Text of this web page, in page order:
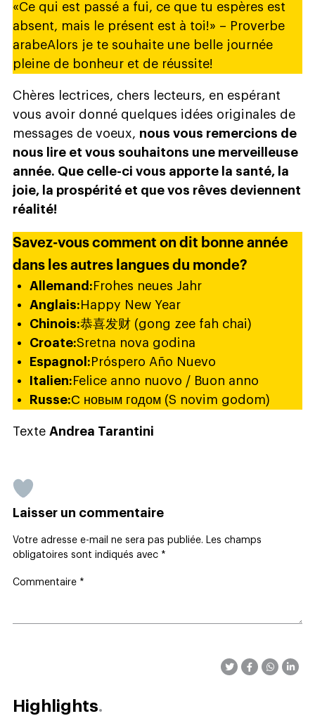
«Ce qui est passé a fui, ce que tu espères est
absent, mais le présent est à toi!» – Proverbe
arabeAlors je te souhaite une belle journée
pleine de bonheur et de réussite!
Chères lectrices, chers lecteurs, en espérant
vous avoir donné quelques idées originales de
messages de voeux, nous vous remercions de
nous lire et vous souhaitons une merveilleuse
année. Que celle-ci vous apporte la santé, la
joie, la prospérité et que vos rêves deviennent
réalité!
Savez-vous comment on dit bonne année
dans les autres langues du monde?
Allemand: Frohes neues Jahr
Anglais: Happy New Year
Chinois:恭喜发财 (gong zee fah chai)
Croate:Sretna nova godina
Espagnol: Próspero Año Nuevo
Italien: Felice anno nuovo / Buon anno
Russe:С новым годом (S novim godom)
Texte Andrea Tarantini
Laisser un commentaire
Votre adresse e-mail ne sera pas publiée.
Les champs
obligatoires sont indiqués avec *
Commentaire *
Highlights